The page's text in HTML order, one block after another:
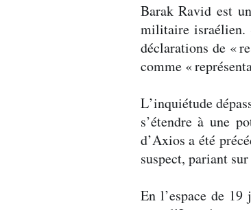
Barak Ravid est
militaire israélien.
déclarations de «
comme «
L’inquiétude
s’étendre à une
d’Axios a été
suspect, pariant
En l’espace de